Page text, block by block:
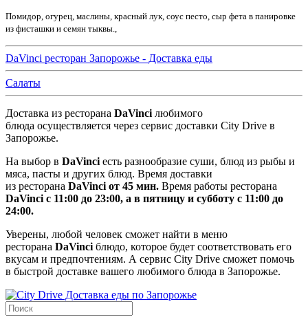
Помидор, огурец, маслины, красный лук, соус песто, сыр фета в панировке
из фисташки и семян тыквы.,
DaVinci ресторан Запорожье - Доставка еды
Салаты
Доставка из ресторана DaVinci любимого
блюда осуществляется через сервис доставки City Drive в
Запорожье.
На выбор в DaVinci есть разнообразие суши, блюд из рыбы и
мяса, пасты и других блюд. Время доставки
из ресторана DaVinci от 45 мин. Время работы ресторана
DaVinci с 11:00 до 23:00, а в пятницу и субботу с 11:00 до
24:00.
Уверены, любой человек сможет найти в меню
ресторана DaVinci блюдо, которое будет соответствовать его
вкусам и предпочтениям. А сервис City Drive сможет помочь
в быстрой доставке вашего любимого блюда в Запорожье.